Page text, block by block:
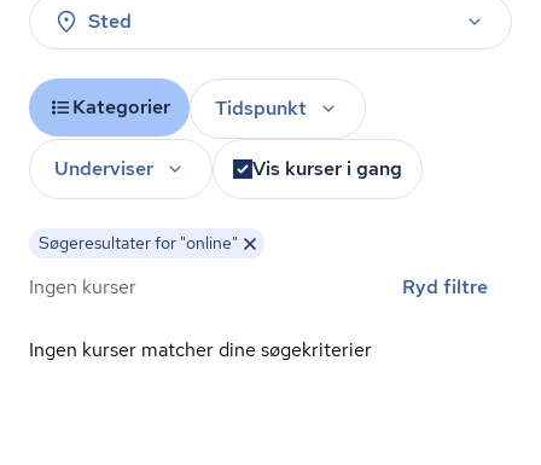
Sted
Kategorier Tidspunkt
Underviser Vis kurser i gang
Søgeresultater for "online"
Ingen kurser Ryd filtre
Ingen kurser matcher dine søgekriterier